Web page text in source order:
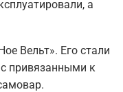
а
Вельт». Его стали
привязанными к